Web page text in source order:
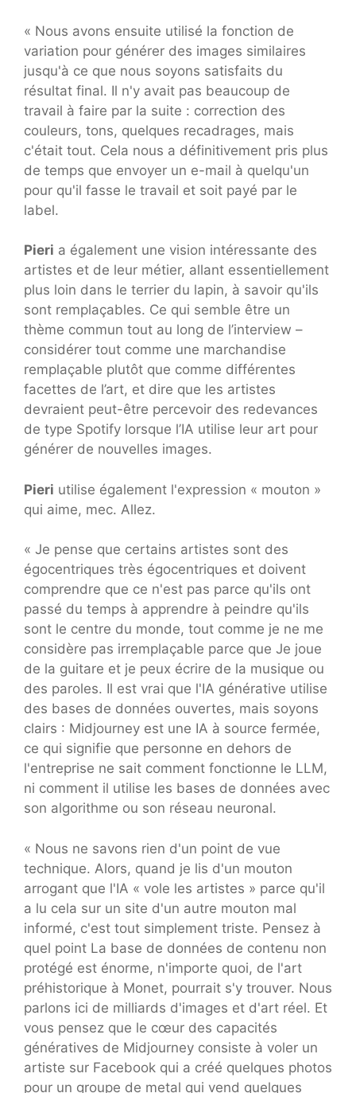
« Nous avons ensuite utilisé la fonction de
variation pour générer des images similaires
jusqu'à ce que nous soyons satisfaits du
résultat final. Il n'y avait pas beaucoup de
travail à faire par la suite : correction des
couleurs, tons, quelques recadrages, mais
c'était tout. Cela nous a définitivement pris plus
de temps que envoyer un e-mail à quelqu'un
pour qu'il fasse le travail et soit payé par le
label.
Pieri a également une vision intéressante des
artistes et de leur métier, allant essentiellement
plus loin dans le terrier du lapin, à savoir qu'ils
sont remplaçables. Ce qui semble être un
thème commun tout au long de l’interview –
considérer tout comme une marchandise
remplaçable plutôt que comme différentes
facettes de l’art, et dire que les artistes
devraient peut-être percevoir des redevances
de type Spotify lorsque l’IA utilise leur art pour
générer de nouvelles images.
Pieri utilise également l'expression « mouton »
qui aime, mec. Allez.
« Je pense que certains artistes sont des
égocentriques très égocentriques et doivent
comprendre que ce n'est pas parce qu'ils ont
passé du temps à apprendre à peindre qu'ils
sont le centre du monde, tout comme je ne me
considère pas irremplaçable parce que Je joue
de la guitare et je peux écrire de la musique ou
des paroles. Il est vrai que l'IA générative utilise
des bases de données ouvertes, mais soyons
clairs : Midjourney est une IA à source fermée,
ce qui signifie que personne en dehors de
l'entreprise ne sait comment fonctionne le LLM,
ni comment il utilise les bases de données avec
son algorithme ou son réseau neuronal.
« Nous ne savons rien d'un point de vue
technique. Alors, quand je lis d'un mouton
arrogant que l'IA « vole les artistes » parce qu'il
a lu cela sur un site d'un autre mouton mal
informé, c'est tout simplement triste. Pensez à
quel point La base de données de contenu non
protégé est énorme, n'importe quoi, de l'art
préhistorique à Monet, pourrait s'y trouver. Nous
parlons ici de milliards d'images et d'art réel. Et
vous pensez que le cœur des capacités
génératives de Midjourney consiste à voler un
artiste sur Facebook qui a créé quelques photos
pour un groupe de metal qui vend quelques